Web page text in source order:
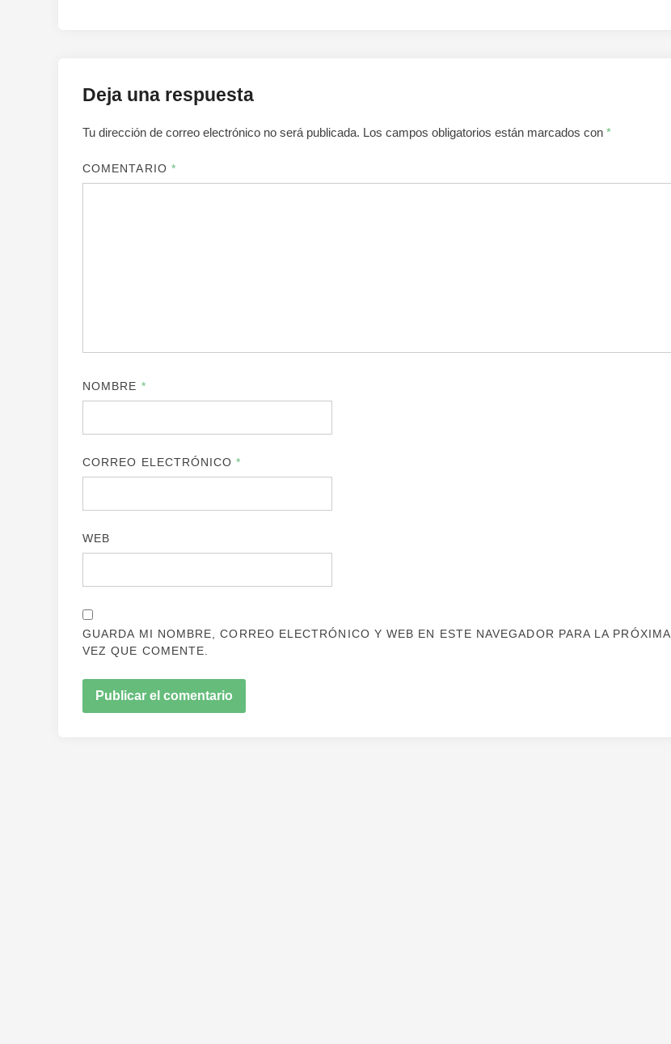
Deja una respuesta
Tu dirección de correo electrónico no será publicada. Los campos obligatorios están marcados con *
COMENTARIO *
NOMBRE *
CORREO ELECTRÓNICO*
WEB
GUARDA MI NOMBRE, CORREO ELECTRÓNICO Y WEB EN ESTE NAVEGADOR PARA LA PRÓXIMA
VEZ QUE COMENTE.